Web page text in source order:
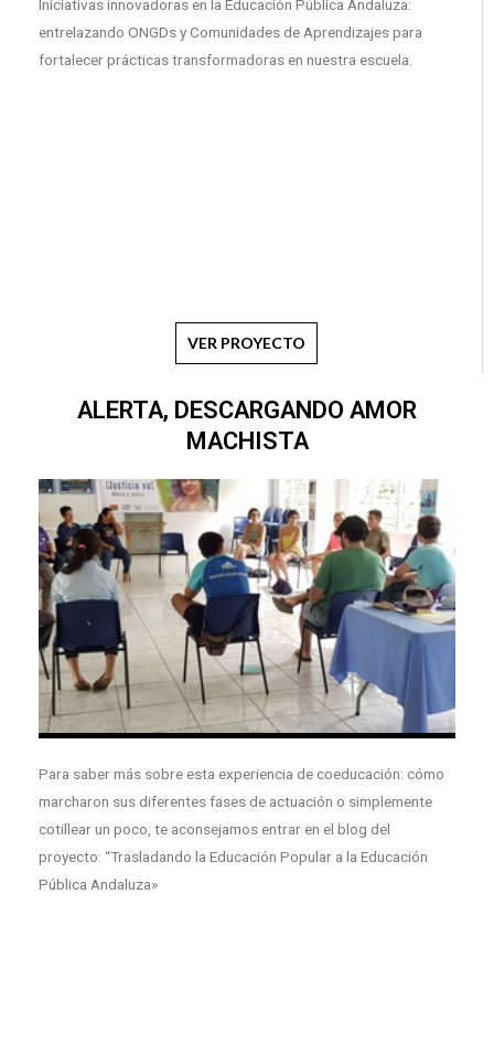
Iniciativas innovadoras en la Educación Pública Andaluza:
entrelazando ONGDs y Comunidades de Aprendizajes para
fortalecer prácticas transformadoras en nuestra escuela.
VER PROYECTO
ALERTA, DESCARGANDO AMOR
MACHISTA
Para saber más sobre esta experiencia de coeducación: cómo
marcharon sus diferentes fases de actuación o simplemente
cotillear un poco, te aconsejamos entrar en el blog del
proyecto: “Trasladando la Educación Popular a la Educación
Pública Andaluza»